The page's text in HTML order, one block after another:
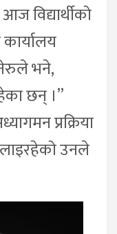
विद्यार्थीको
भने,
छन् ।”
प्रक्रिया
उनले